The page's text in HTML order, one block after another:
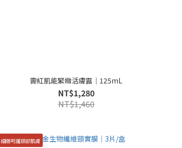
霽紅肌能緊緻活膚露｜125mL
NT$1,280
NT$1,460
細緻呵護頸部肌膚